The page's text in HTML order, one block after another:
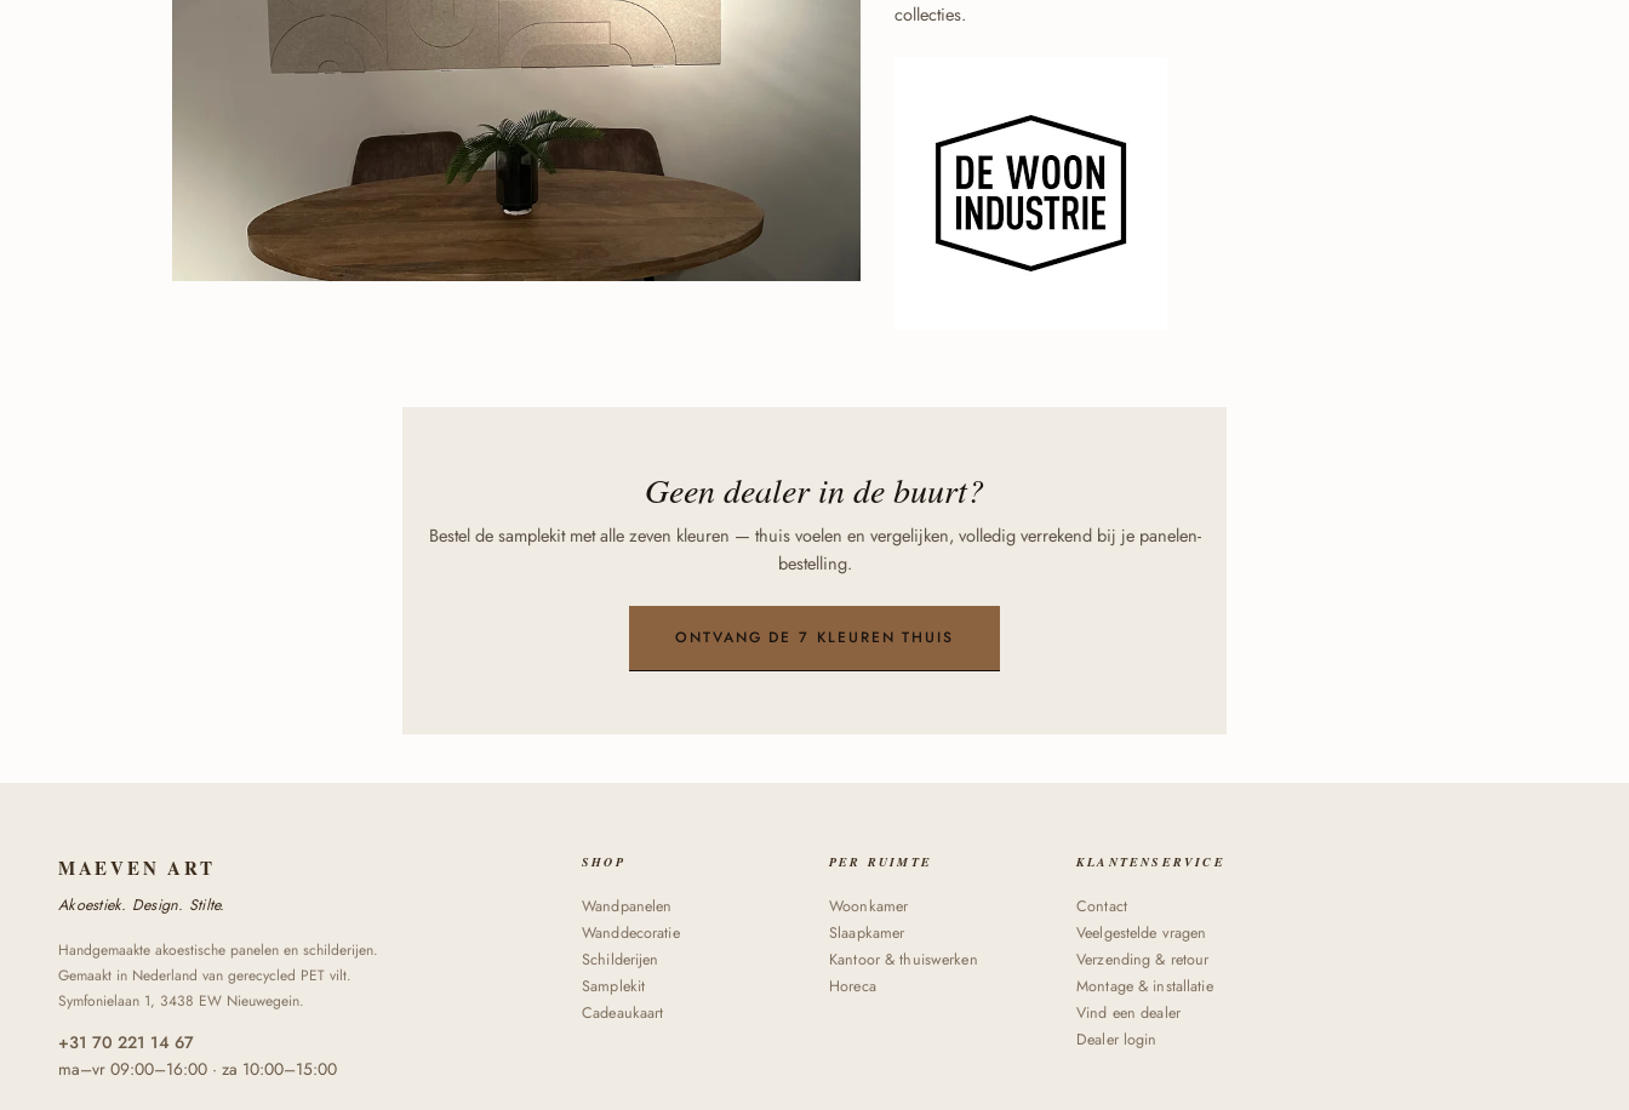
collecties.
Geen dealer in de buurt?
Bestel de samplekit met alle zeven kleuren — thuis voelen en vergelijken, volledig verrekend bij je panelen-
bestelling.
ONTVANG DE 7 KLEUREN THUIS
MAEVEN ART
Akoestiek. Design. Stilte.
Handgemaakte akoestische panelen en schilderijen.
Gemaakt in Nederland van gerecycled PET vilt.
Symfonielaan 1, 3438 EW Nieuwegein.
+31 70 221 14 67
ma–vr 09:00–16:00 · za 10:00–15:00
SHOP
Wandpanelen
Wanddecoratie
Schilderijen
Samplekit
Cadeaukaart
PER RUIMTE
Woonkamer
Slaapkamer
Kantoor & thuiswerken
Horeca
KLANTENSERVICE
Contact
Veelgestelde vragen
Verzending & retour
Montage & installatie
Vind een dealer
Dealer login